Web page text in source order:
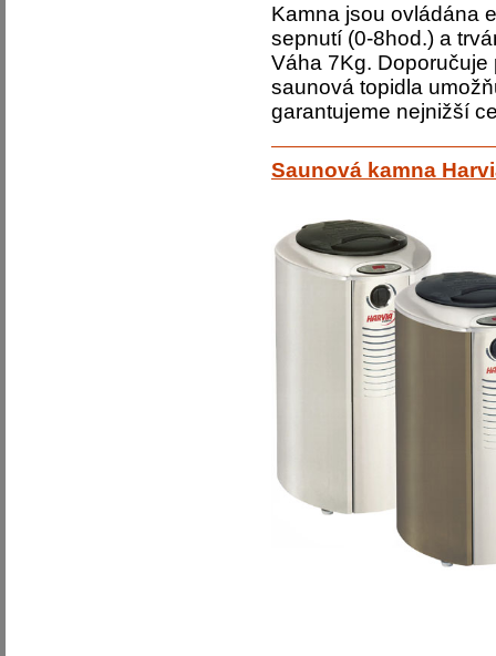
Kamna jsou ovládána
sepnutí (0-8hod.) a
Váha 7Kg.
saunová topidla
garantujeme nejnižší
Saunová kamna